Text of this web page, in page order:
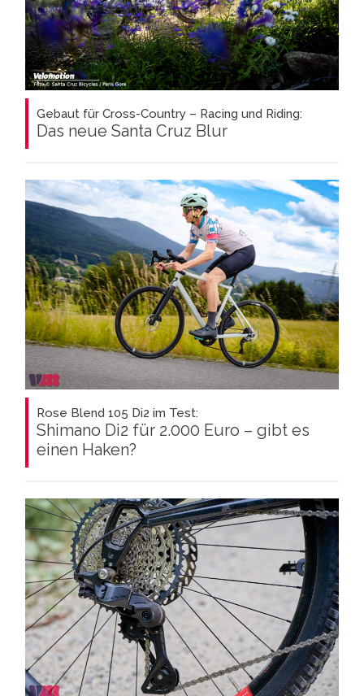
Gebaut für Cross-Country – Racing und Riding:
Das neue Santa Cruz Blur
Rose Blend 105 Di2 im Test:
Shimano Di2 für 2.000 Euro – gibt es
einen Haken?